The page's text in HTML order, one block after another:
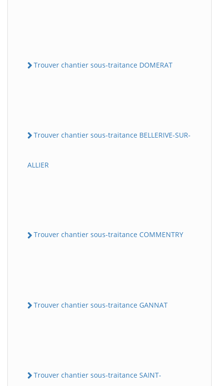
Trouver chantier sous-traitance DOMERAT
Trouver chantier sous-traitance BELLERIVE-SUR-
ALLIER
Trouver chantier sous-traitance COMMENTRY
Trouver chantier sous-traitance GANNAT
Trouver chantier sous-traitance SAINT-